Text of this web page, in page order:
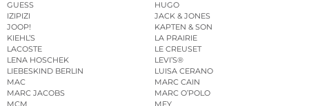
GUESS
HUGO
IZIPIZI
JACK & JONES
JOOP!
KAPTEN & SON
KIEHL’S
LA PRAIRIE
LACOSTE
LE CREUSET
LENA HOSCHEK
LEVI’S®
LIEBESKIND BERLIN
LUISA CERANO
MAC
MARC CAIN
MARC JACOBS
MARC O’POLO